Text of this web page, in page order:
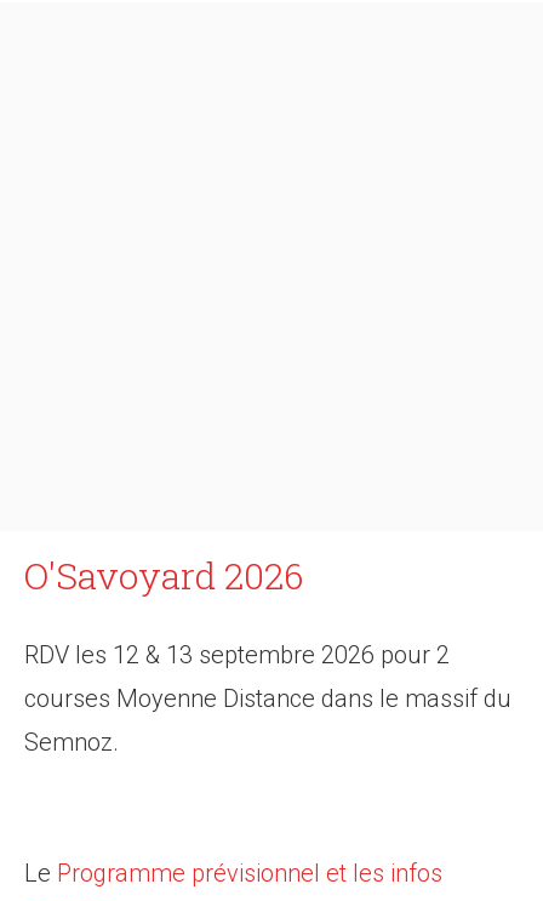
O'Savoyard 2026
RDV les 12 & 13 septembre 2026 pour 2
courses Moyenne Distance dans le massif du
Semnoz.
Le Programme prévisionnel et les infos